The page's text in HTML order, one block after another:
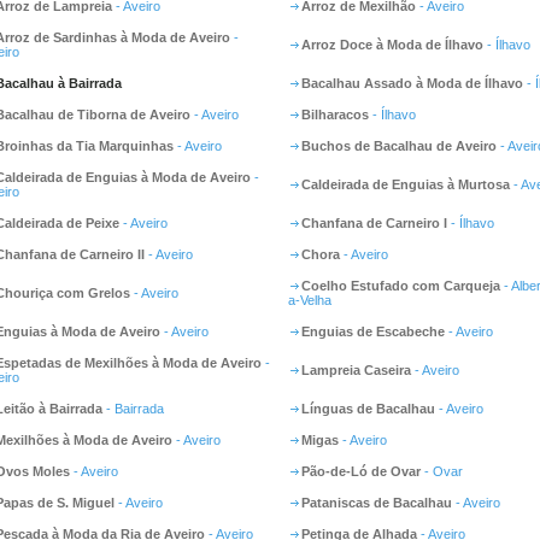
de Lampreia - Aveiro Arroz de Mexilhão - Aveiro
de Sardinhas à Moda de Aveiro -
Arroz Doce à Moda de Ílhavo - Ílhavo
à Bairrada Bacalhau Assado à Moda de Ílhavo -
de Tiborna de Aveiro - Aveiro Bilharacos - Ílhavo
da Tia Marquinhas - Aveiro Buchos de Bacalhau de Aveiro -
de Enguias à Moda de Aveiro -
Caldeirada de Enguias à Murtosa -
de Peixe - Aveiro Chanfana de Carneiro I - Ílhavo
de Carneiro II - Aveiro Chora - Aveiro
com Grelos - Aveiro Coelho Estufado com Carqueja -
a-Velha
à Moda de Aveiro - Aveiro Enguias de Escabeche - Aveiro
de Mexilhões à Moda de Aveiro -
Lampreia Caseira - Aveiro
à Bairrada - Bairrada Línguas de Bacalhau - Aveiro
à Moda de Aveiro - Aveiro Migas - Aveiro
Moles - Aveiro Pão-de-Ló de Ovar - Ovar
de S. Miguel - Aveiro Pataniscas de Bacalhau - Aveiro
à Moda da Ria de Aveiro - Aveiro Petinga de Alhada - Aveiro